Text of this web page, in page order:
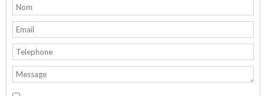
mensuelles copropriété : 30€)
Pour investissement ou occupation personnelle.
Prix indicatif : 102.000 euros .Le propriétaire se réserve
souverainement le droit d'apprécier la hauteur et la qualité des
offres.
Annonce et Informations, photos communiquées à tire indicatif
et non contractuelles, non opposables et sans reconnaissance
préjudiciable.